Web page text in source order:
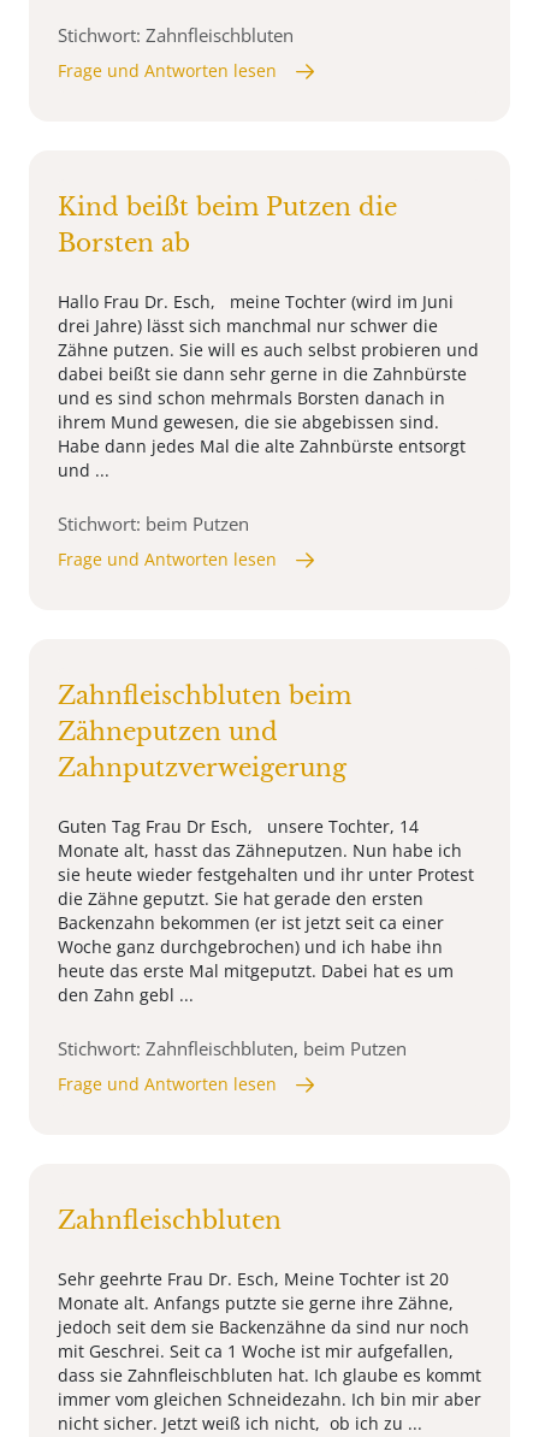
Stichwort: Zahnfleischbluten
Frage und Antworten lesen
Kind beißt beim Putzen die
Borsten ab
Hallo Frau Dr. Esch, meine Tochter (wird im Juni
drei Jahre) lässt sich manchmal nur schwer die
Zähne putzen. Sie will es auch selbst probieren und
dabei beißt sie dann sehr gerne in die Zahnbürste
und es sind schon mehrmals Borsten danach in
ihrem Mund gewesen, die sie abgebissen sind.
Habe dann jedes Mal die alte Zahnbürste entsorgt
und ...
Stichwort: beim Putzen
Frage und Antworten lesen
Zahnfleischbluten beim
Zähneputzen und
Zahnputzverweigerung
Guten Tag Frau Dr Esch, unsere Tochter, 14
Monate alt, hasst das Zähneputzen. Nun habe ich
sie heute wieder festgehalten und ihr unter Protest
die Zähne geputzt. Sie hat gerade den ersten
Backenzahn bekommen (er ist jetzt seit ca einer
Woche ganz durchgebrochen) und ich habe ihn
heute das erste Mal mitgeputzt. Dabei hat es um
den Zahn gebl ...
Stichwort: Zahnfleischbluten, beim Putzen
Frage und Antworten lesen
Zahnfleischbluten
Sehr geehrte Frau Dr. Esch, Meine Tochter ist 20
Monate alt. Anfangs putzte sie gerne ihre Zähne,
jedoch seit dem sie Backenzähne da sind nur noch
mit Geschrei. Seit ca 1 Woche ist mir aufgefallen,
dass sie Zahnfleischbluten hat. Ich glaube es kommt
immer vom gleichen Schneidezahn. Ich bin mir aber
nicht sicher. Jetzt weiß ich nicht, ob ich zu ...